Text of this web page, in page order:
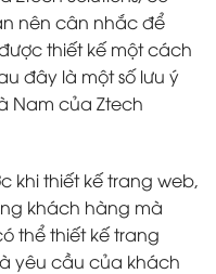
nên cân nhắc để
thiết kế một cách
đây là một số lưu ý
Nam của Ztech
khi thiết kế trang web,
khách hàng mà
thể thiết kế trang
yêu cầu của khách